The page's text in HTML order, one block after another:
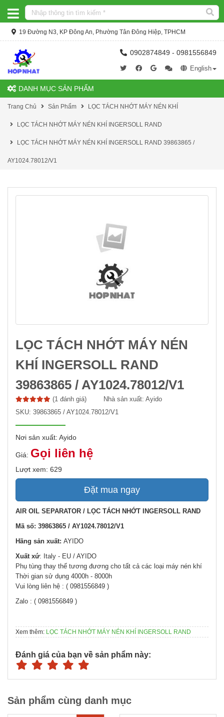
19 Đường N3, KP Đông An, Phường Tân Đông Hiệp, TPHCM
0902874849 - 0981556849
English
DANH MỤC SẢN PHẨM
Trang Chủ Sản Phẩm LỌC TÁCH NHỚT MÁY NÉN KHÍ
LỌC TÁCH NHỚT MÁY NÉN KHÍ INGERSOLL RAND
LỌC TÁCH NHỚT MÁY NÉN KHÍ INGERSOLL RAND 39863865 /
AY1024.78012/V1
LỌC TÁCH NHỚT MÁY NÉN
KHÍ INGERSOLL RAND
39863865 / AY1024.78012/V1
(1 đánh giá) Nhà sản xuất: Ayido
SKU: 39863865 / AY1024.78012/V1
Nơi sản xuất: Ayido
Giá: Gọi liên hệ
Lượt xem: 629
Đặt mua ngay
AIR OIL SEPARATOR / LỌC TÁCH NHỚT INGERSOLL RAND
Mã số: 39863865 / AY1024.78012/V1
Hãng sản xuất: AYIDO
Xuất xứ: Italy - EU / AYIDO
Phụ tùng thay thế tương đương cho tất cả các loại máy nén khí
Thời gian sử dụng 4000h - 8000h
Vui lòng liên hệ : ( 0981556849 )
Zalo : ( 0981556849 )
Xem thêm: LỌC TÁCH NHỚT MÁY NÉN KHÍ INGERSOLL RAND
Đánh giá của bạn về sản phẩm này:
Sản phẩm cùng danh mục